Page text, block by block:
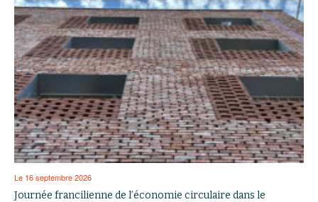
Le 16 septembre 2026
Journée francilienne de l’économie circulaire dans le